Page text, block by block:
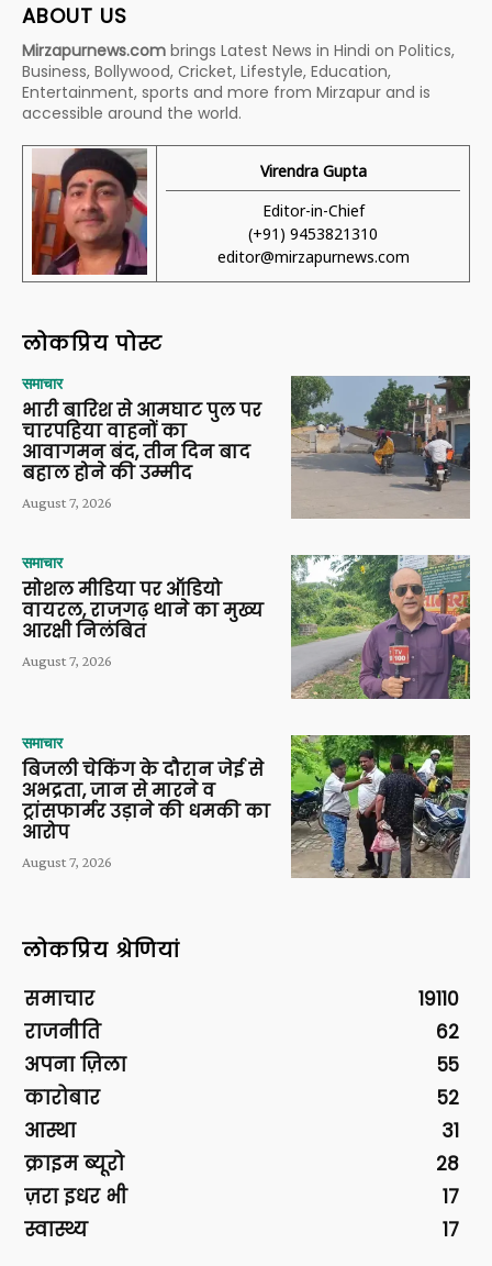
ABOUT US
Mirzapurnews.com brings Latest News in Hindi on Politics,
Business, Bollywood, Cricket, Lifestyle, Education,
Entertainment, sports and more from Mirzapur and is
accessible around the world.
Virendra Gupta
Editor-in-Chief
(+91) 9453821310
editor@mirzapurnews.com
लोकप्रिय पोस्ट
समाचार
भारी बारिश से आमघाट पुल पर
चारपहिया वाहनों का
आवागमन बंद, तीन दिन बाद
बहाल होने की उम्मीद
August 7, 2026
समाचार
सोशल मीडिया पर ऑडियो
वायरल, राजगढ़ थाने का मुख्य
आरक्षी निलंबित
August 7, 2026
समाचार
बिजली चेकिंग के दौरान जेई से
अभद्रता, जान से मारने व
ट्रांसफार्मर उड़ाने की धमकी का
आरोप
August 7, 2026
लोकप्रिय श्रेणियां
समाचार
19110
राजनीति
62
अपना ज़िला
55
कारोबार
52
आस्था
31
क्राइम ब्यूरो
28
ज़रा इधर भी
17
स्वास्थ्य
17